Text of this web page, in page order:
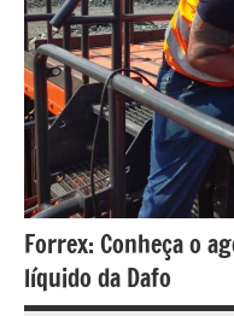
Forrex: Conheça o
líquido da Dafo